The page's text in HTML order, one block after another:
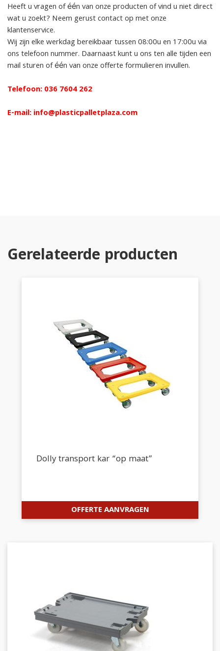
Heeft u vragen of één van onze producten of vind u niet direct
wat u zoekt? Neem gerust contact op met onze
klantenservice.
Wij zijn elke werkdag bereikbaar tussen 08:00u en 17:00u via
ons telefoon nummer. Daarnaast kunt u ons ten alle tijden een
mail sturen of één van onze offerte formulieren invullen.
Telefoon: 036 7604 262
E-mail: info@plasticpalletplaza.com
Gerelateerde producten
Dolly transport kar “op maat”
OFFERTE AANVRAGEN